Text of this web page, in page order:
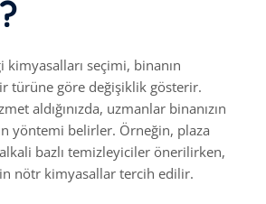
kimyasalları seçimi, binanın
türüne göre değişiklik gösterir.
aldığınızda, uzmanlar binanızın
yöntemi belirler. Örneğin, plaza
bazlı temizleyiciler önerilirken,
nötr kimyasallar tercih edilir.